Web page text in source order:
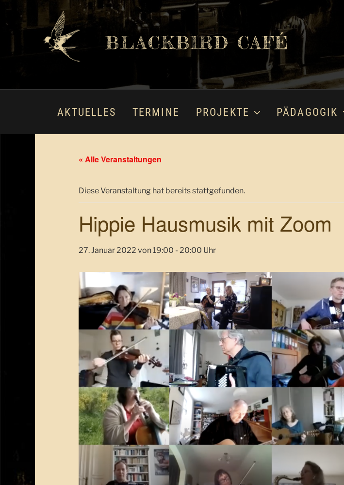
BLACKBIRD CAFÉ
AKTUELLES TERMINE PROJEKTE PÄDAGOGIK
« Alle Veranstaltungen
Diese Veranstaltung hat bereits stattgefunden.
Hippie Hausmusik mit Zoom
27. Januar 2022 von 19:00 - 20:00